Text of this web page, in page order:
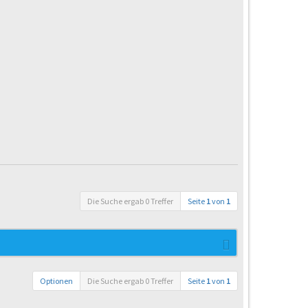
Die Suche ergab 0 Treffer Seite 1von 1
Optionen Die Suche ergab 0 Treffer Seite 1von 1